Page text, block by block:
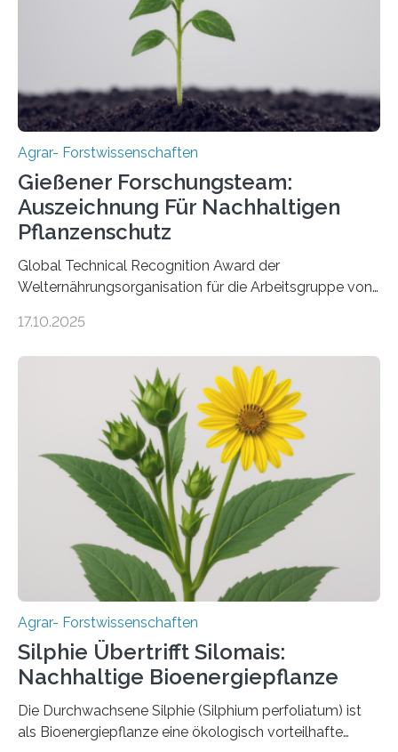
Agrar- Forstwissenschaften
Gießener Forschungsteam:
Auszeichnung Für Nachhaltigen
Pflanzenschutz
Global Technical Recognition Award der
Welternährungsorganisation für die Arbeitsgruppe von
Insektenbiotechnologie der JLU Insekten spielen eine
aber Krankheiten übertragen und der Landwirtschaft
und dem Gartenbau erhebliche Schäden zufügen. Es ist
daher entscheidend, Schadinsekten effektiv zu
bekämpfen, während gleichzeitig nützliche Insekten
erhalten bleiben. An der Justus-Liebig-Universität
Gießen (JLU) erforscht die Arbeitsgruppe von Prof. Dr.
Marc F. Schetelig am Institut für
Insektenbiotechnologie neue biologische und
biotechnologische Verfahren zur…
17.10.2025
Agrar- Forstwissenschaften
Silphie Übertrifft Silomais:
Nachhaltige Bioenergiepflanze
Die Durchwachsene Silphie (Silphium perfoliatum) ist
als Bioenergiepflanze eine ökologisch vorteilhafte